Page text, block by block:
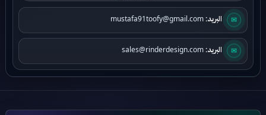
✉ البريد: sales@rinderdesign.com
الشروط والأحكام
سياسة الخصوصية